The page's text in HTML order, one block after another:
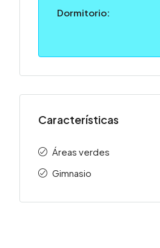
Dormitorio:
Características
Áreas verdes
Gimnasio